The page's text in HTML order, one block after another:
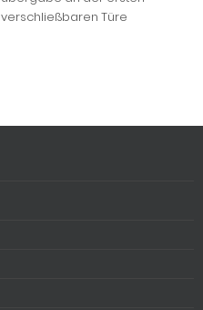
verschließbaren Türe